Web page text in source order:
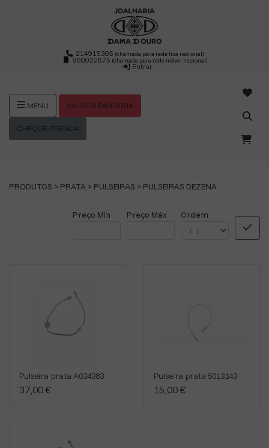
214915305(chamada para rede fixa nacional)
960022875 (chamada para rede móvel nacional)
Entrar
MENU SALDOS PANDORA
CHEQUE-PRENDA
PRODUTOS > PRATA > PULSEIRAS > PULSEIRAS DEZENA
Preço Mín Preço Máx Ordem
Pulseira prata A034383
37,00 €
Pulseira prata 5013143
15,00 €